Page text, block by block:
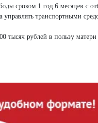
сроком 1 год 6 месяцев с
транспортными
тысяч рублей в пользу